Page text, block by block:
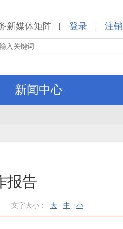
新媒体矩阵 | 登录 | 注销
新闻中心
报告
文字大小： 大 中 小